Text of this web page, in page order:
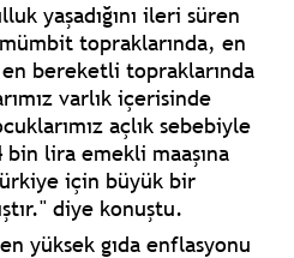
yaşadığını ileri süren
topraklarında, en
bereketli topraklarında
varlık içerisinde
açlık sebebiyle
bin lira emekli maaşına
için büyük bir
diye konuştu.
yüksek gıda enflasyonu